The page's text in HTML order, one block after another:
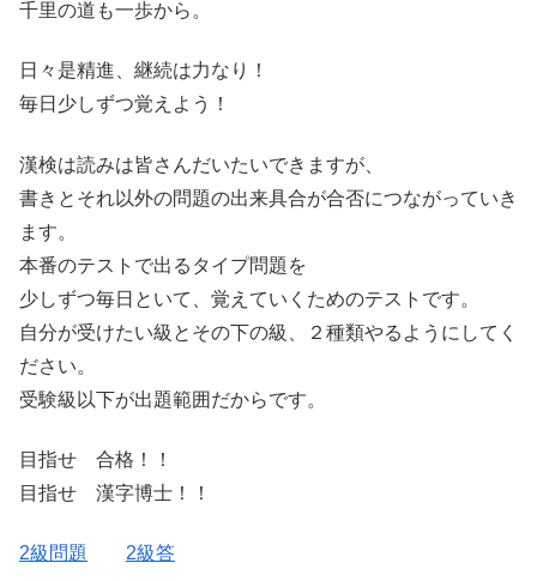
千里の道も一歩から。
日々是精進、継続は力なり！
毎日少しずつ覚えよう！
漢検は読みは皆さんだいたいできますが、
書きとそれ以外の問題の出来具合が合否につながっていき
ます。
本番のテストで出るタイプ問題を
少しずつ毎日といて、覚えていくためのテストです。
自分が受けたい級とその下の級、２種類やるようにしてく
ださい。
受験級以下が出題範囲だからです。
目指せ 合格！！
目指せ 漢字博士！！
2級問題 2級答